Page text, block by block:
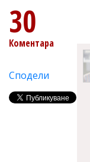
30
Коментара
Сподели